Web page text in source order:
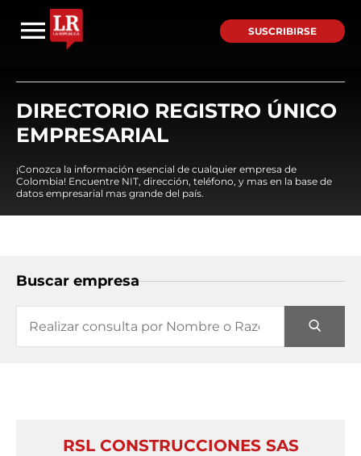
SUSCRIBIRSE
DIRECTORIO REGISTRO ÚNICO
EMPRESARIAL
¡Conozca la información esencial de cualquier empresa de
Colombia! Encuentre NIT, dirección, teléfono, y mas en la base de
datos empresarial mas grande del país.
Buscar empresa
RSL CONSTRUCCIONES SAS